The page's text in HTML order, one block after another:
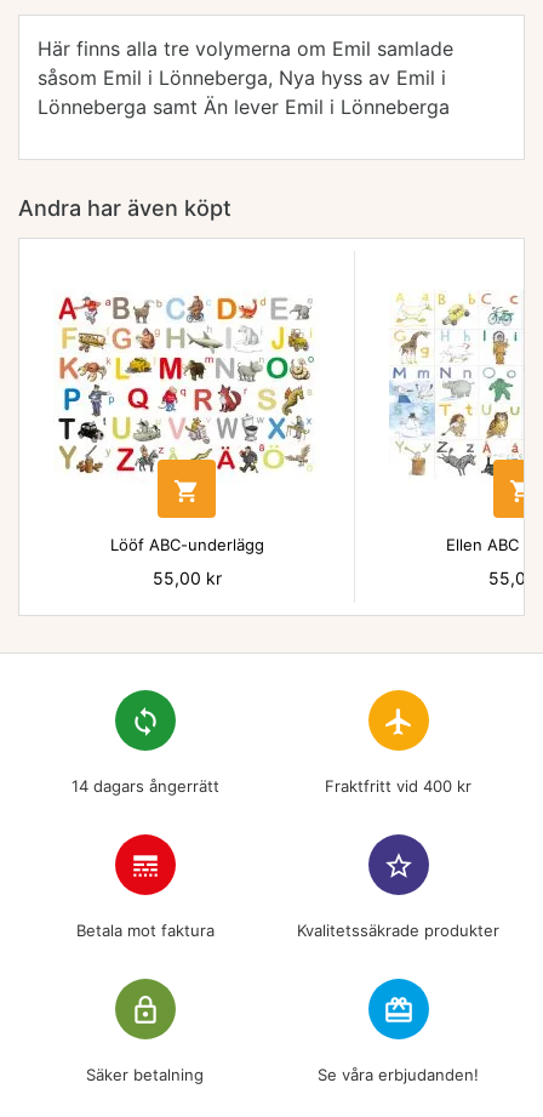
Här finns alla tre volymerna om Emil samlade
såsom Emil i Lönneberga, Nya hyss av Emil i
Lönneberga samt Än lever Emil i Lönneberga
Andra har även köpt

Lööf ABC-underlägg
Pris
55,00 kr

Ellen ABC
Pris
55,00
loop
14 dagars ångerrätt
flight
Fraktfritt vid 400 kr
line_style
Betala mot faktura
star_border
Kvalitetssäkrade produkter
lock_outline
Säker betalning
redeem
Se våra erbjudanden!